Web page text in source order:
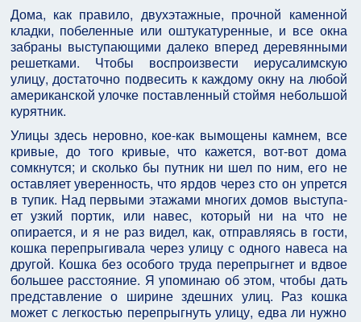
Дома, как правило, двухэтажные, прочной камен­ной
кладки, побеленные или оштукатуренные, и все окна
забраны выступающими далеко вперед деревян­ными
решетками. Чтобы воспроизвести иерусалим­скую
улицу, достаточно подвесить к каждому окну на любой
американской улочке поставленный стоймя не­большой
курятник.
Улицы здесь неровно, кое-как вымощены камнем, все
кривые, до того кривые, что кажется, вот-вот дома
сомкнутся; и сколько бы путник ни шел по ним, его не
оставляет уверенность, что ярдов через сто он упрется
в тупик. Над первыми этажами многих домов выступа­
ет узкий портик, или навес, который ни на что не
опирается, и я не раз видел, как, отправляясь в гости,
кошка перепрыгивала через улицу с одного навеса на
другой. Кошка без особого труда перепрыгнет и вдвое
большее расстояние. Я упоминаю об этом, чтобы дать
представление о ширине здешних улиц. Раз кошка
может с легкостью перепрыгнуть улицу, едва ли нужно